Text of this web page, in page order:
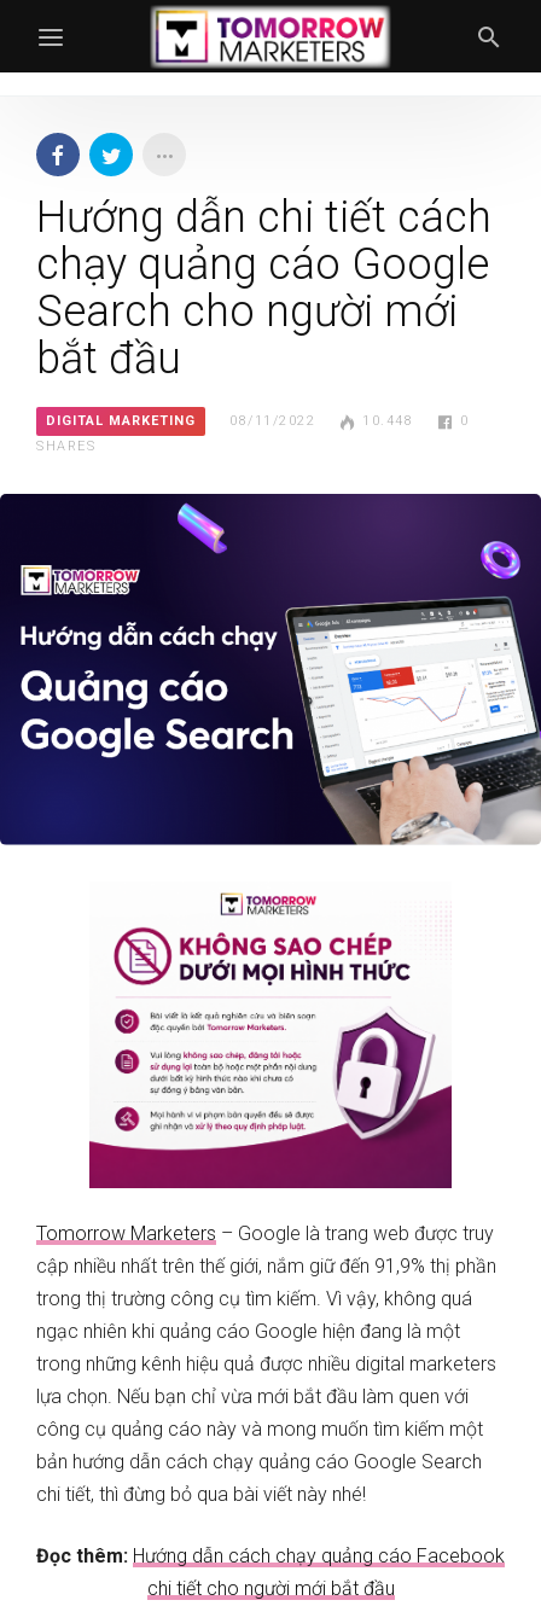
Hướng dẫn chi tiết cách
chạy quảng cáo Google
Search cho người mới
bắt đầu
DIGITAL MARKETING 08/11/2022 10.448
0
SHARES
Tomorrow Marketers – Google là trang web được truy
cập nhiều nhất trên thế giới, nắm giữ đến 91,9% thị phần
trong thị trường công cụ tìm kiếm. Vì vậy, không quá
ngạc nhiên khi quảng cáo Google hiện đang là một
trong những kênh hiệu quả được nhiều digital marketers
lựa chọn. Nếu bạn chỉ vừa mới bắt đầu làm quen với
công cụ quảng cáo này và mong muốn tìm kiếm một
bản hướng dẫn cách chạy quảng cáo Google Search
chi tiết, thì đừng bỏ qua bài viết này nhé!
Đọc thêm: Hướng dẫn cách chạy quảng cáo Facebook
chi tiết cho người mới bắt đầu